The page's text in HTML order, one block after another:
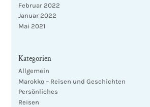
Februar 2022
Januar 2022
Mai 2021
Kategorien
Allgemein
Marokko – Reisen und Geschichten
Persönliches
Reisen